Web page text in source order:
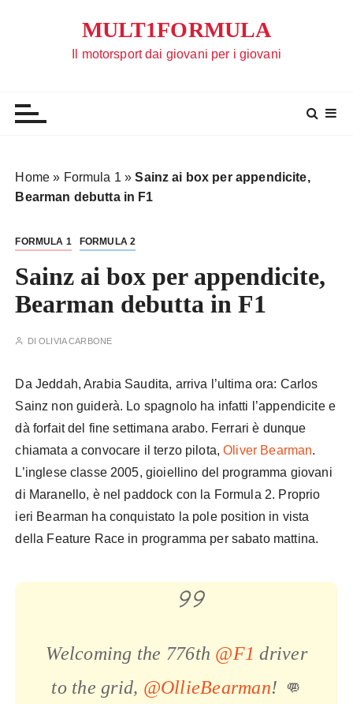
MULT1FORMULA
Il motorsport dai giovani per i giovani
Home » Formula 1 »Sainz ai box per appendicite,
Bearman debutta in F1
FORMULA 1 FORMULA 2
Sainz ai box per appendicite,
Bearman debutta in F1
DIOLIVIA CARBONE
Da Jeddah, Arabia Saudita, arriva l’ultima ora: Carlos
Sainz non guiderà. Lo spagnolo ha infatti l’appendicite e
dà forfait del fine settimana arabo. Ferrari è dunque
chiamata a convocare il terzo pilota,Oliver Bearman.
L’inglese classe 2005, gioiellino del programma giovani
di Maranello, è nel paddock con la Formula 2. Proprio
ieri Bearman ha conquistato la pole position in vista
della Feature Race in programma per sabato mattina.
Welcoming the 776th @F1 driver
to the grid, @OllieBearman! 👊